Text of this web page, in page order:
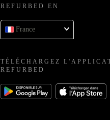
REFURBED EN
France
TÉLÉCHARGEZ
REFURBED